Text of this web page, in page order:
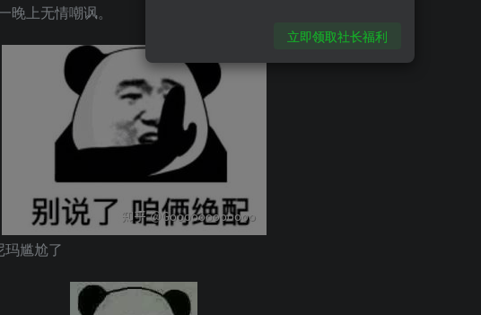
上无情嘲讽。
尴尬了
立即领取社长福利